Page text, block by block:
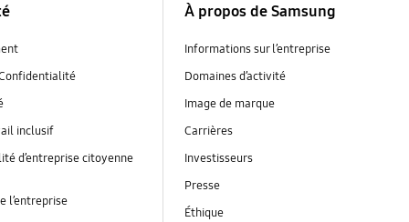
inclusif
d’entreprise citoyenne
l’entreprise
À propos de Samsung
Informations sur l’entreprise
Domaines d’activité
Image de marque
Carrières
Investisseurs
Presse
Éthique